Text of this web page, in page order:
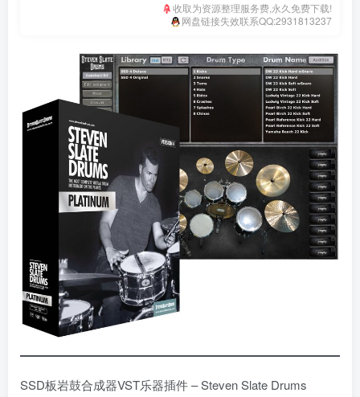
收取为资源整理服务费,永久免费下载!
网盘链接失效联系QQ:2931813237
SSD板岩鼓合成器VST乐器插件 – Steven Slate Drums